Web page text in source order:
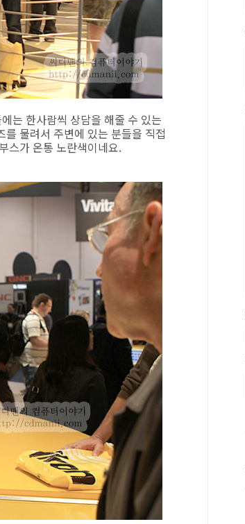
는 한사람씩 상담을 해줄 수 있는
물려서 주변에 있는 분들을 직접
스가 온통 노란색이네요.